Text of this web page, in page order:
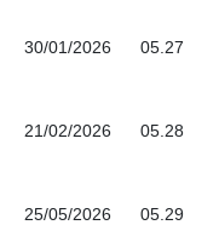
30/01/2026 05.27
21/02/2026 05.28
25/05/2026 05.29